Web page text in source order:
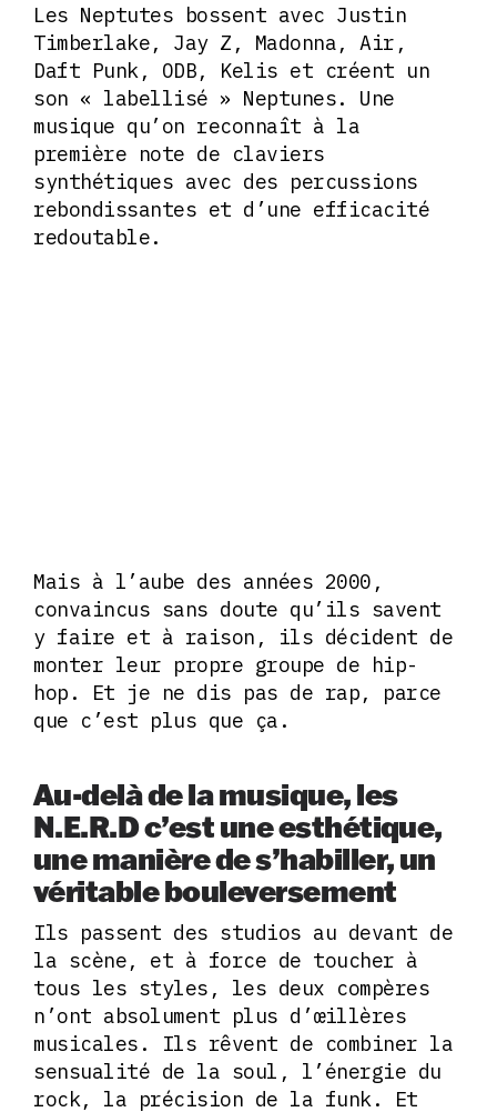
Les Neptutes bossent avec Justin
Timberlake, Jay Z, Madonna, Air,
Daft Punk, ODB, Kelis et créent un
son « labellisé » Neptunes. Une
musique qu’on reconnaît à la
première note de claviers
synthétiques avec des percussions
rebondissantes et d’une efficacité
redoutable.
Mais à l’aube des années 2000,
convaincus sans doute qu’ils savent
y faire et à raison, ils décident de
monter leur propre groupe de hip-
hop. Et je ne dis pas de rap, parce
que c’est plus que ça.
Au-delà de la musique, les
N.E.R.D c’est une esthétique,
une manière de s’habiller, un
véritable bouleversement
Ils passent des studios au devant de
la scène, et à force de toucher à
tous les styles, les deux compères
n’ont absolument plus d’œillères
musicales. Ils rêvent de combiner la
sensualité de la soul, l’énergie du
rock, la précision de la funk. Et